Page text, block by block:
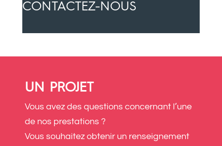
CONTACTEZ-NOUS
UN PROJET
Vous avez des questions concernant l’une
de nos prestations ?
Vous souhaitez obtenir un renseignement